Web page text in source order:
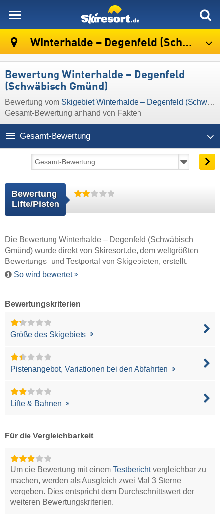
Winterhalde – Degenfeld (Schwäbisch Gmünd)
Bewertung Winterhalde – Degenfeld
(Schwäbisch Gmünd)
Bewertung vom Skigebiet Winterhalde – Degenfeld (Schwäbisch Gmünd)
Gesamt-Bewertung anhand von Fakten
Gesamt-Bewertung
Bewertung
Lifte/Pisten
Die Bewertung Winterhalde – Degenfeld (Schwäbisch
Gmünd) wurde direkt von Skiresort.de, dem weltgrößten
Bewertungs- und Testportal von Skigebieten, erstellt.
So wird bewertet
Bewertungskriterien
Größe des Skigebiets
Pistenangebot, Variationen bei den Abfahrten
Lifte & Bahnen
Für die Vergleichbarkeit
Um die Bewertung mit einemTestberichtvergleichbar zu
machen, werden als Ausgleich zwei Mal 3 Sterne
vergeben. Dies entspricht dem Durchschnittswert der
weiteren Bewertungskriterien.